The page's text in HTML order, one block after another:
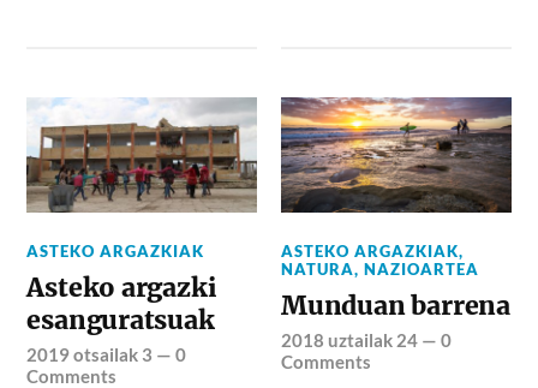
ASTEKO ARGAZKIAK
Asteko argazki
esanguratsuak
2019 otsailak 3 —0
Comments
ASTEKO ARGAZKIAK,
NATURA,NAZIOARTEA
Munduan barrena
2018 uztailak 24 —0
Comments